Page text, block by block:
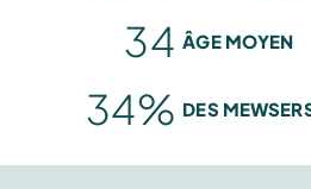
34 ÂGE MOYEN
34% DES